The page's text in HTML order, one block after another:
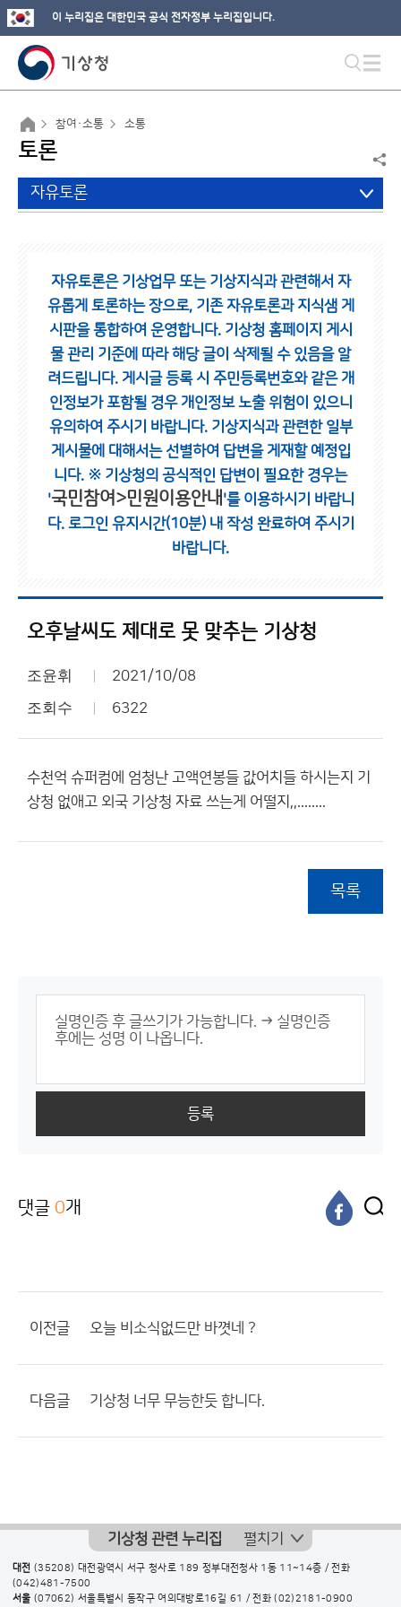
이 누리집은 대한민국 공식 전자정부 누리집입니다.
참여·소통 소통
토론
자유토론
자유토론은 기상업무 또는 기상지식과 관련해서 자
유롭게 토론하는 장으로, 기존 자유토론과 지식샘 게
시판을 통합하여 운영합니다. 기상청 홈페이지 게시
물 관리 기준에 따라 해당 글이 삭제될 수 있음을 알
려드립니다. 게시글 등록 시 주민등록번호와 같은 개
인정보가 포함될 경우 개인정보 노출 위험이 있으니
유의하여 주시기 바랍니다. 기상지식과 관련한 일부
게시물에 대해서는 선별하여 답변을 게재할 예정입
니다. ※ 기상청의 공식적인 답변이 필요한 경우는
'국민참여>민원이용안내 '를 이용하시기 바랍니
다. 로그인 유지시간(10분) 내 작성 완료하여 주시기
바랍니다.
오후날씨도 제대로 못 맞추는 기상청
조윤휘 2021/10/08
조회수 6322
수천억 슈퍼컴에 엄청난 고액연봉들 값어치들 하시는지 기
상청 없애고 외국 기상청 자료 쓰는게 어떨지,,........
목록
등록
댓글 0개
이전글 오늘 비소식없드만 바꼇네 ?
다음글 기상청 너무 무능한듯 합니다.
기상청 관련 누리집 펼치기
대전 (35208) 대전광역시 서구 청사로 189 정부대전청사 1동 11~14층 / 전화
(042)481-7500
서울 (07062) 서울특별시 동작구 여의대방로16길 61 / 전화(02)2181-0900